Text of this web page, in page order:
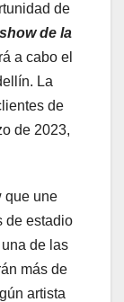
de
de la
a cabo el
La
de
de 2023,
que une
de estadio
de las
más de
artista